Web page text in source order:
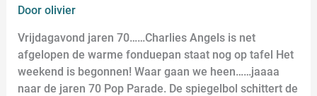
Doorolivier
Vrijdagavond jaren 70……Charlies Angels is net
afgelopen de warme fonduepan staat nog op tafel Het
weekend is begonnen! Waar gaan we heen……jaaaa
naar de jaren 70 Pop Parade. De spiegelbol schittert de